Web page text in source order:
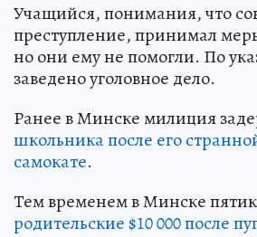
Учащийся, понимания, что
преступление, принимал
но они ему не помогли. По
заведено уголовное дело.
Ранее в Минске милиция
школьника после его
самокате.
Тем временем в Минске
родительские $10 000 после